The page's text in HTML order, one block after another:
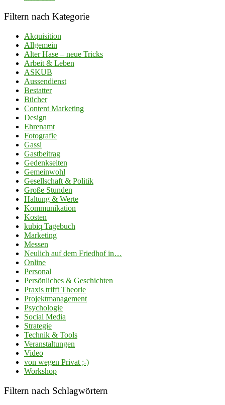
Filtern nach Kategorie
Akquisition
Allgemein
Alter Hase – neue Tricks
Arbeit & Leben
ASKUB
Aussendienst
Bestatter
Bücher
Content Marketing
Design
Ehrenamt
Fotografie
Gassi
Gastbeitrag
Gedenkseiten
Gemeinwohl
Gesellschaft & Politik
Große Stunden
Haltung & Werte
Kommunikation
Kosten
kubiq Tagebuch
Marketing
Messen
Neulich auf dem Friedhof in…
Online
Personal
Persönliches & Geschichten
Praxis trifft Theorie
Projektmanagement
Psychologie
Social Media
Strategie
Technik & Tools
Veranstaltungen
Video
von wegen Privat ;-)
Workshop
Filtern nach Schlagwörtern